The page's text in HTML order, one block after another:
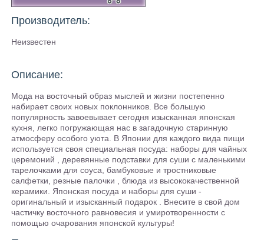
Производитель:
Неизвестен
Описание:
Мода на восточный образ мыслей и жизни постепенно
набирает своих новых поклонников. Все большую
популярность завоевывает сегодня изысканная японская
кухня, легко погружающая нас в загадочную старинную
атмосферу особого уюта. В Японии для каждого вида пищи
используется своя специальная посуда: наборы для чайных
церемоний , деревянные подставки для суши с маленькими
тарелочками для соуса, бамбуковые и тростниковые
салфетки, резные палочки , блюда из высококачественной
керамики. Японская посуда и наборы для суши -
оригинальный и изысканный подарок . Внесите в свой дом
частичку восточного равновесия и умиротворенности с
помощью очарования японской культуры!